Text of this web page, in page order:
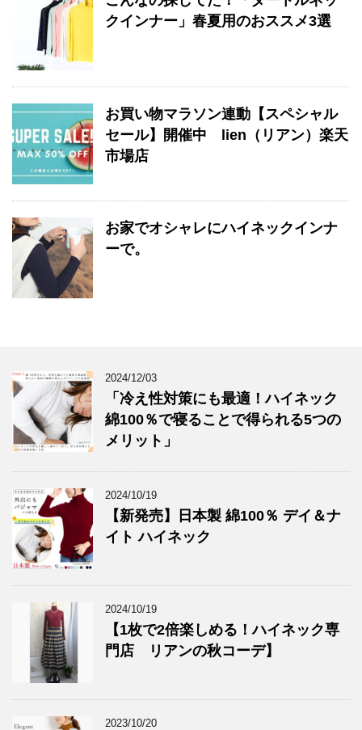
クインナー」春夏用のおススメ3選
お買い物マラソン連動【スペシャル
セール】開催中 lien（リアン）楽天
市場店
お家でオシャレにハイネックインナ
ーで。
2024/12/03
「冷え性対策にも最適！ハイネック
綿100％で寝ることで得られる5つの
メリット」
2024/10/19
【新発売】日本製 綿100％ デイ＆ナ
イト ハイネック
2024/10/19
【1枚で2倍楽しめる！ハイネック専
門店 リアンの秋コーデ】
2023/10/20